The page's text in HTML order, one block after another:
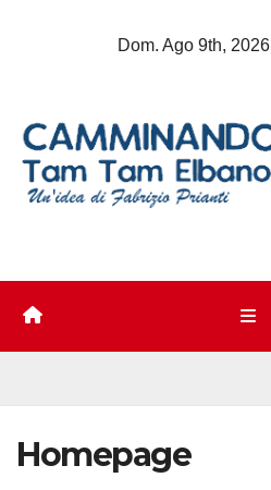
Dom. Ago 9th, 2026
Homepage